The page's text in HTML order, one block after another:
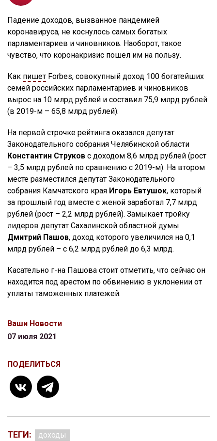
Падение доходов, вызванное пандемией
коронавируса, не коснулось самых богатых
парламентариев и чиновников. Наоборот, такое
чувство, что коронакризис пошел им на пользу.
Как пишет Forbes, совокупный доход 100 богатейших
семей российских парламентариев и чиновников
вырос на 10 млрд рублей и составил 75,9 млрд рублей
(в 2019-м – 65,8 млрд рублей).
На первой строчке рейтинга оказался депутат
Законодательного собрания Челябинской области
Константин Струков с доходом 8,6 млрд рублей (рост
– 3,5 млрд рублей по сравнению с 2019-м). На втором
месте разместился депутат Законодательного
собрания Камчатского края Игорь Евтушок, который
за прошлый год вместе с женой заработал 7,7 млрд
рублей (рост – 2,2 млрд рублей). Замыкает тройку
лидеров депутат Сахалинской областной думы
Дмитрий Пашов, доход которого увеличился на 0,1
млрд рублей – с 6,2 млрд рублей до 6,3 млрд.
Касательно г-на Пашова стоит отметить, что сейчас он
находится под арестом по обвинению в уклонении от
уплаты таможенных платежей.
Ваши Новости
07 июля 2021
ПОДЕЛИТЬСЯ
ТЕГИ: доходы